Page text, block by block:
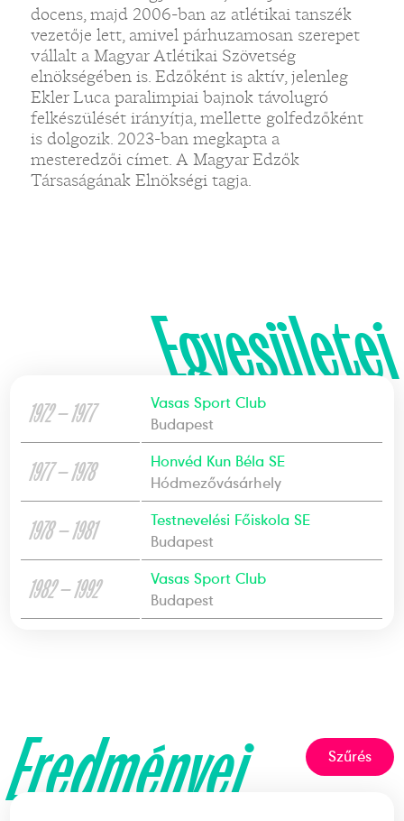
docens, majd 2006-ban az atlétikai tanszék
vezetője lett, amivel párhuzamosan szerepet
vállalt a Magyar Atlétikai Szövetség
elnökségében is. Edzőként is aktív, jelenleg
Ekler Luca paralimpiai bajnok távolugró
felkészülését irányítja, mellette golfedzőként
is dolgozik. 2023-ban megkapta a
mesteredzői címet. A Magyar Edzők
Társaságának Elnökségi tagja.
Egyesületei
1972 — 1977
Vasas Sport Club
Budapest
1977 — 1978
Honvéd Kun Béla SE
Hódmezővásárhely
1978 — 1981
Testnevelési Főiskola SE
Budapest
1982 — 1992
Vasas Sport Club
Budapest
Eredményei Szűrés